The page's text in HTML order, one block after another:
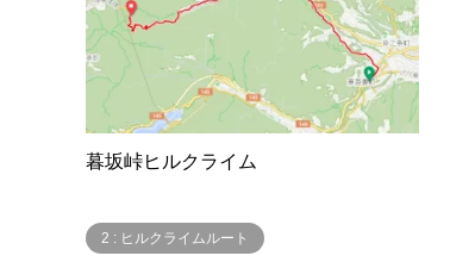
暮坂峠ヒルクライム
2 : ヒルクライムルート